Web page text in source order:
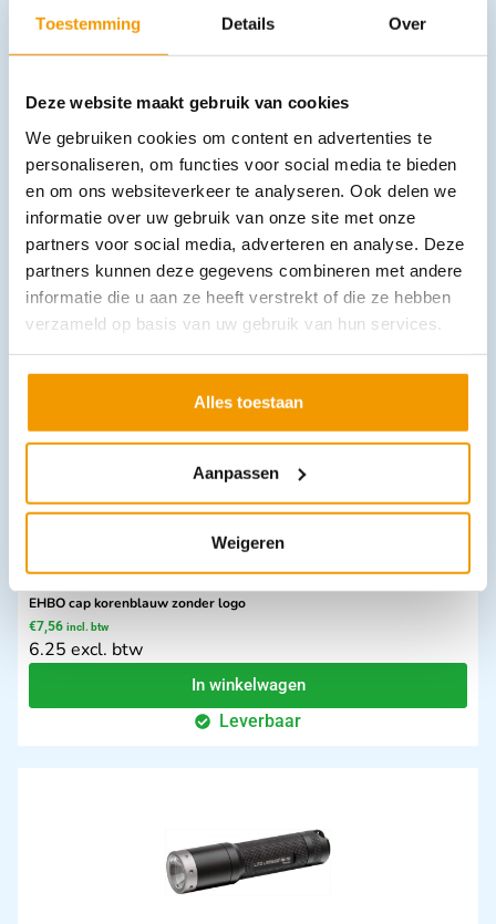
Toestemming Details Over
Deze website maakt gebruik van cookies
We gebruiken cookies om content en advertenties te
personaliseren, om functies voor social media te bieden
en om ons websiteverkeer te analyseren. Ook delen we
informatie over uw gebruik van onze site met onze
partners voor social media, adverteren en analyse. Deze
partners kunnen deze gegevens combineren met andere
informatie die u aan ze heeft verstrekt of die ze hebben
verzameld op basis van uw gebruik van hun services.
Alles toestaan
Aanpassen
Weigeren
categorie:
EHBO poloshirt met korte mouw en flexibele striping
€58,39 – € 60,20 incl. btw
48.26 excl. btw
Opties bekijken
EHBO cap korenblauw zonder logo
€7,56 incl. btw
6.25 excl. btw
In winkelwagen
Leverbaar